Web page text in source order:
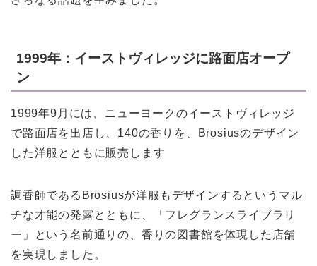
1999年：イーストヴィレッジに路面店オープ
ン
1999年9月には、ニューヨークのイーストヴィレッジ
で路面店を出店し、140の香りを、Brosiusのデザイン
した洋服とともに販売します
調香師であるBrosiusが洋服もデザインするというマル
チな才能の発露とともに、「フレグランスライブラリ
ー」という名前通りの、香りの図書館を体現した店舗
を実現しました。